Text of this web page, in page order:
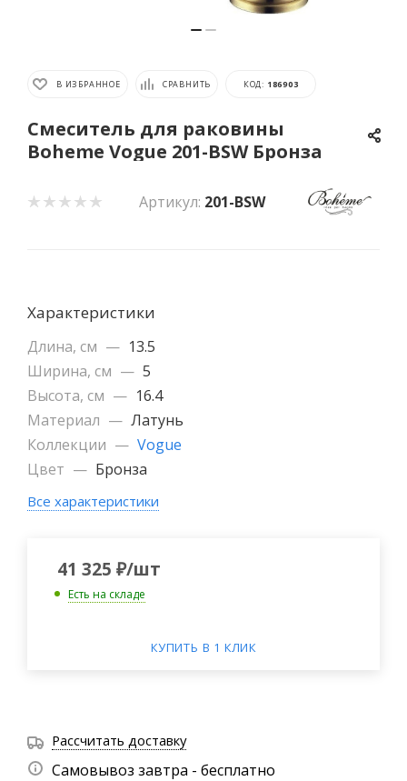
В ИЗБРАННОЕ СРАВНИТЬ КОД: 186903
Смеситель для раковины
Boheme Vogue 201-BSW Бронза
Артикул: 201-BSW
Характеристики
Длина, см — 13.5
Ширина, см — 5
Высота, см — 16.4
Материал — Латунь
Коллекции — Vogue
Цвет — Бронза
Все характеристики
41 325 ₽/шт
Есть на складе
КУПИТЬ В 1 КЛИК
Рассчитать доставку
Самовывоз завтра - бесплатно